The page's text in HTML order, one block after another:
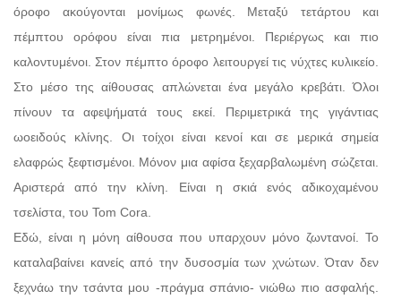
όροφο ακούγονται μονίμως φωνές. Μεταξύ τετάρτου και
πέμπτου ορόφου είναι πια μετρημένοι. Περιέργως και πιο
καλοντυμένοι. Στον πέμπτο όροφο λειτουργεί τις νύχτες κυλικείο.
Στο μέσο της αίθουσας απλώνεται ένα μεγάλο κρεβάτι. Όλοι
πίνουν τα αφεψήματά τους εκεί. Περιμετρικά της γιγάντιας
ωοειδούς κλίνης. Οι τοίχοι είναι κενοί και σε μερικά σημεία
ελαφρώς ξεφτισμένοι. Μόνον μια αφίσα ξεχαρβαλωμένη σώζεται.
Αριστερά από την κλίνη. Είναι η σκιά ενός αδικοχαμένου
τσελίστα, του Tom Cora.
Εδώ, είναι η μόνη αίθουσα που υπαρχουν μόνο ζωντανοί. Το
καταλαβαίνει κανείς από την δυσοσμία των χνώτων. Όταν δεν
ξεχνάω την τσάντα μου -πράγμα σπάνιο- νιώθω πιο ασφαλής.